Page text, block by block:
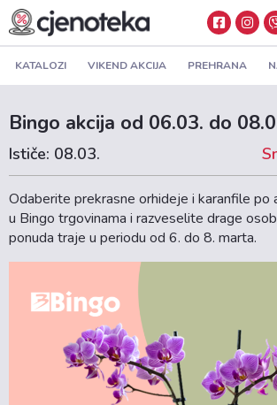
KATALOZI VIKEND AKCIJA PREHRANA
Bingo akcija od 06.03. do
Ističe: 08.03.
Odaberite prekrasne orhideje i karanfile po
u Bingo trgovinama i razveselite drage
ponuda traje u periodu od 6. do 8. marta.